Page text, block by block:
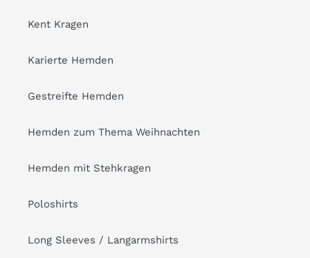
Kent Kragen
Karierte Hemden
Gestreifte Hemden
Hemden zum Thema Weihnachten
Hemden mit Stehkragen
Poloshirts
Long Sleeves / Langarmshirts